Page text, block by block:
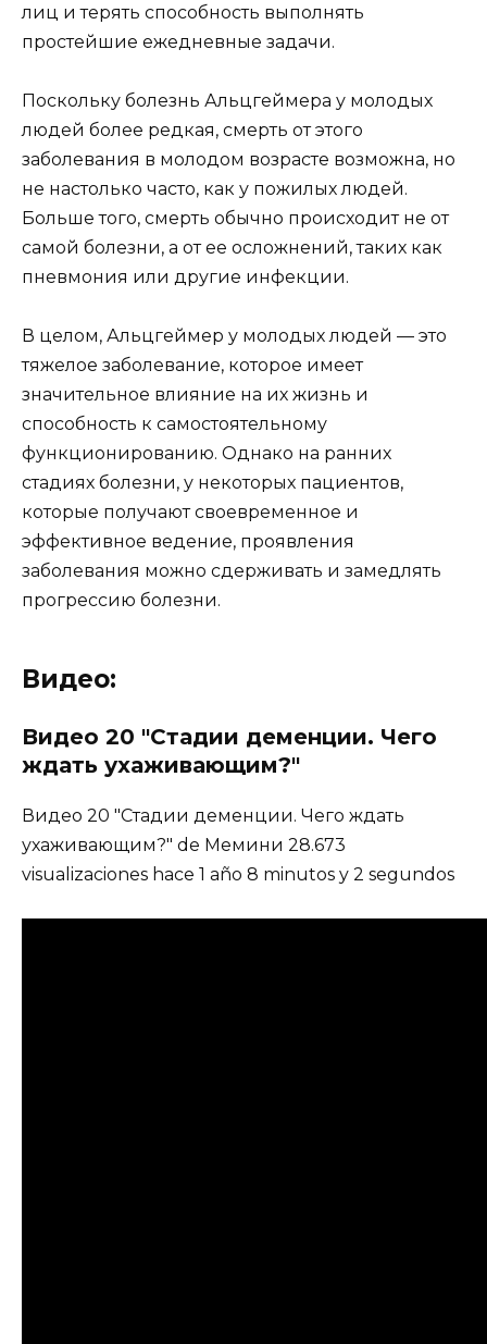
лиц и терять способность выполнять
простейшие ежедневные задачи.
Поскольку болезнь Альцгеймера у молодых
людей более редкая, смерть от этого
заболевания в молодом возрасте возможна, но
не настолько часто, как у пожилых людей.
Больше того, смерть обычно происходит не от
самой болезни, а от ее осложнений, таких как
пневмония или другие инфекции.
В целом, Альцгеймер у молодых людей — это
тяжелое заболевание, которое имеет
значительное влияние на их жизнь и
способность к самостоятельному
функционированию. Однако на ранних
стадиях болезни, у некоторых пациентов,
которые получают своевременное и
эффективное ведение, проявления
заболевания можно сдерживать и замедлять
прогрессию болезни.
Видео:
Видео 20 "Стадии деменции. Чего
ждать ухаживающим?"
Видео 20 "Стадии деменции. Чего ждать
ухаживающим?" de Мемини 28.673
visualizaciones hace 1 año 8 minutos y 2 segundos